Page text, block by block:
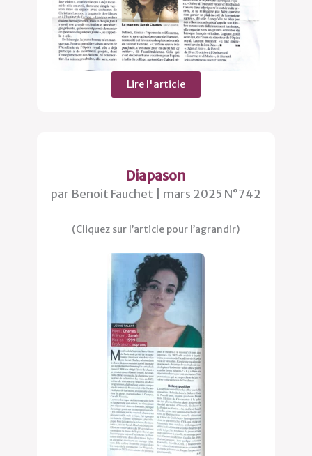
Lire l'article
Diapason
par Benoit Fauchet | mars 2025 N°742
(Cliquez sur l’article pour l’agrandir)